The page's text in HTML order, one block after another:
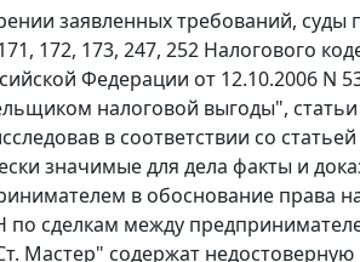
заявленных требований,
, 172, 173, 247, 252 Налогового
Федерации от 12.10.2006
налоговой выгоды",
в соответствии со статьей
значимые для дела факты и
в обоснование права
по сделкам между
Мастер" содержат